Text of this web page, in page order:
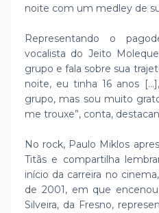
noite com um medley de
Representando o
vocalista do Jeito
grupo e fala sobre sua
noite, eu tinha 16 anos
grupo, mas sou muito
me trouxe”, conta,
No rock, Paulo Miklos
Titãs e compartilha
início da carreira no
de 2001, em que
Silveira, da Fresno,